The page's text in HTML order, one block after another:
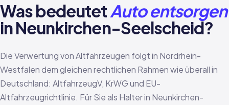
Was bedeutetAuto entsorgen
in Neunkirchen-Seelscheid?
Die Verwertung von Altfahrzeugen folgt in Nordrhein-
Westfalen dem gleichen rechtlichen Rahmen wie überall in
Deutschland: AltfahrzeugV, KrWG und EU-
Altfahrzeugrichtlinie. Für Sie als Halter in Neunkirchen-